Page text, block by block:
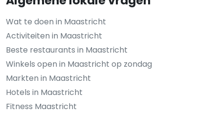
Wat te doen in Maastricht
Activiteiten in Maastricht
Beste restaurants in Maastricht
Winkels open in Maastricht op zondag
Markten in Maastricht
Hotels in Maastricht
Fitness Maastricht